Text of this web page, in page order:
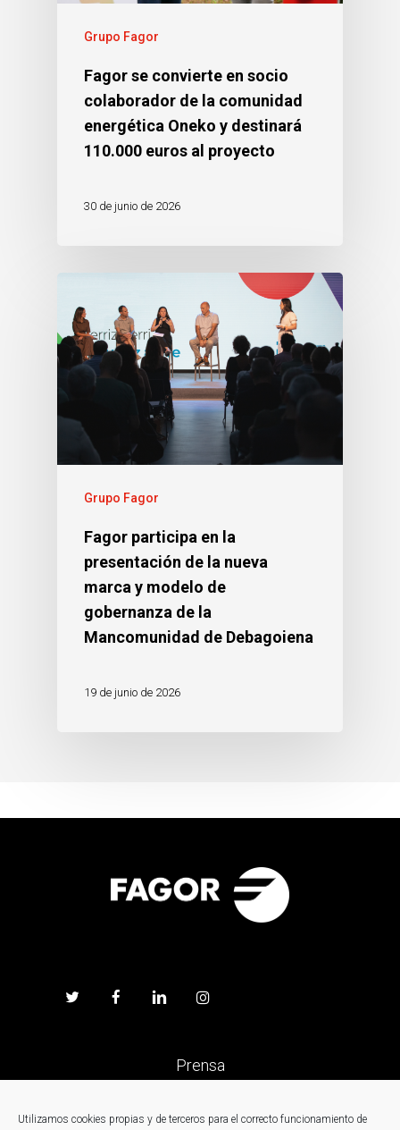
Utilizamos cookies propias y de terceros para el correcto funcionamiento de
Grupo Fagor
Fagor se convierte en socio
colaborador de la comunidad
energética Oneko y destinará
110.000 euros al proyecto
30 de junio de 2026
Grupo Fagor
Fagor participa en la
presentación de la nueva
marca y modelo de
gobernanza de la
Mancomunidad de Debagoiena
19 de junio de 2026
Prensa
Trabaja en Fagor